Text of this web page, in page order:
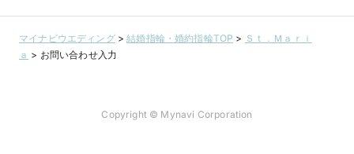
マイナビウエディング>結婚指輪・婚約指輪TOP > Ｓｔ．Ｍａｒｉ
ａ > お問い合わせ入力
Copyright © Mynavi Corporation